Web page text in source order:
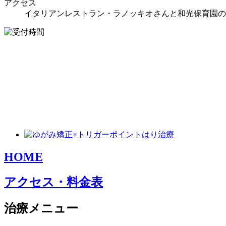
アクセス
イタリアンレストラン・ラノッキオさんと和光保育園
HOME
アクセス・料金表
治療メニュー